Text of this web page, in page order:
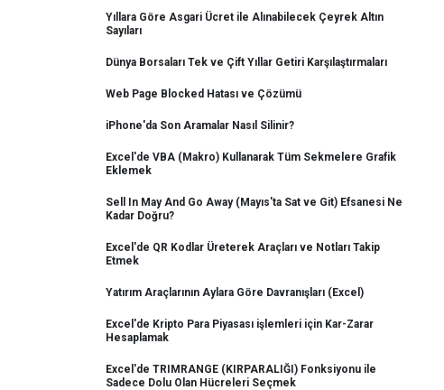
Yıllara Göre Asgari Ücret ile Alınabilecek Çeyrek Altın
Sayıları
Dünya Borsaları Tek ve Çift Yıllar Getiri Karşılaştırmaları
Web Page Blocked Hatası ve Çözümü
iPhone'da Son Aramalar Nasıl Silinir?
Excel'de VBA (Makro) Kullanarak Tüm Sekmelere Grafik
Eklemek
Sell In May And Go Away (Mayıs'ta Sat ve Git) Efsanesi Ne
Kadar Doğru?
Excel'de QR Kodlar Üreterek Araçları ve Notları Takip
Etmek
Yatırım Araçlarının Aylara Göre Davranışları (Excel)
Excel'de Kripto Para Piyasası işlemleri için Kar-Zarar
Hesaplamak
Excel'de TRIMRANGE (KIRPARALIĞI) Fonksiyonu ile
Sadece Dolu Olan Hücreleri Seçmek